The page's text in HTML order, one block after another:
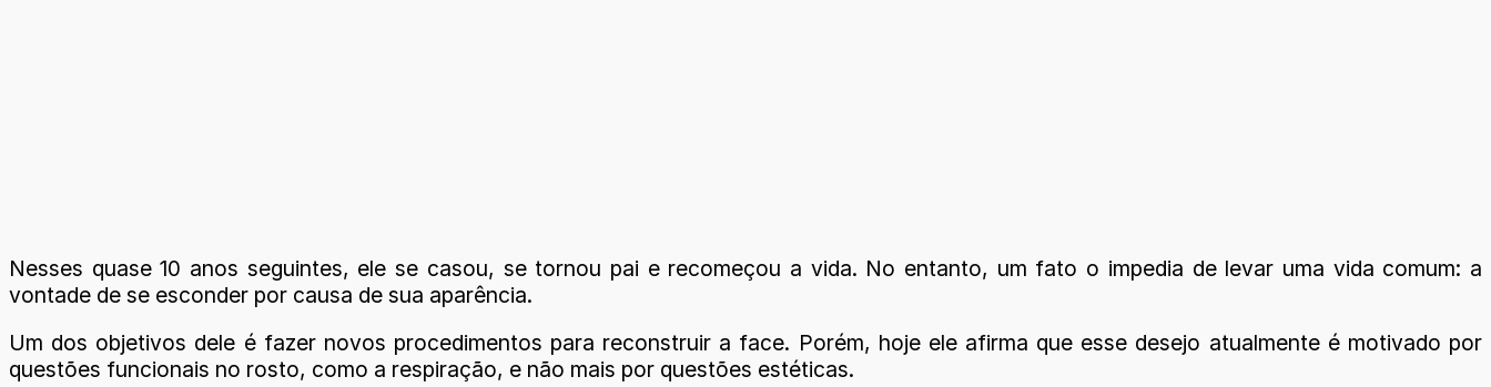
Nesses quase 10 anos seguintes, ele se casou, se tornou pai e recomeçou a vida. No entanto, um fato o impedia de levar uma vida comum: a
vontade de se esconder por causa de sua aparência.
Um dos objetivos dele é fazer novos procedimentos para reconstruir a face. Porém, hoje ele afirma que esse desejo atualmente é motivado por
questões funcionais no rosto, como a respiração, e não mais por questões estéticas.